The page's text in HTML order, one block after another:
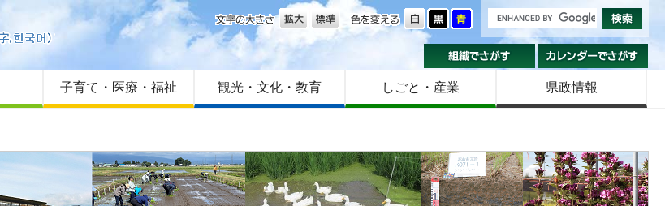
はじめての方へ
Foreign language
サイトマップ
色を変える
文字の大きさ
組織でさがす
子育て・医療・福祉 観光・文化・教育 しごと・産業 県政情報